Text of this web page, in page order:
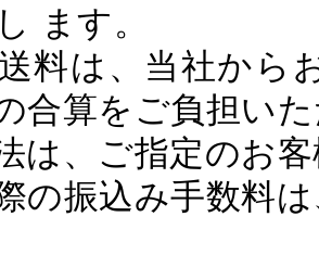
ます。
料は、当社か
合算をご負担い
は、ご指定のお
の振込み手数料